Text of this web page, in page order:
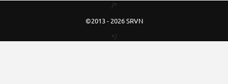
/*
©2013 - 2026 SRVN
*/